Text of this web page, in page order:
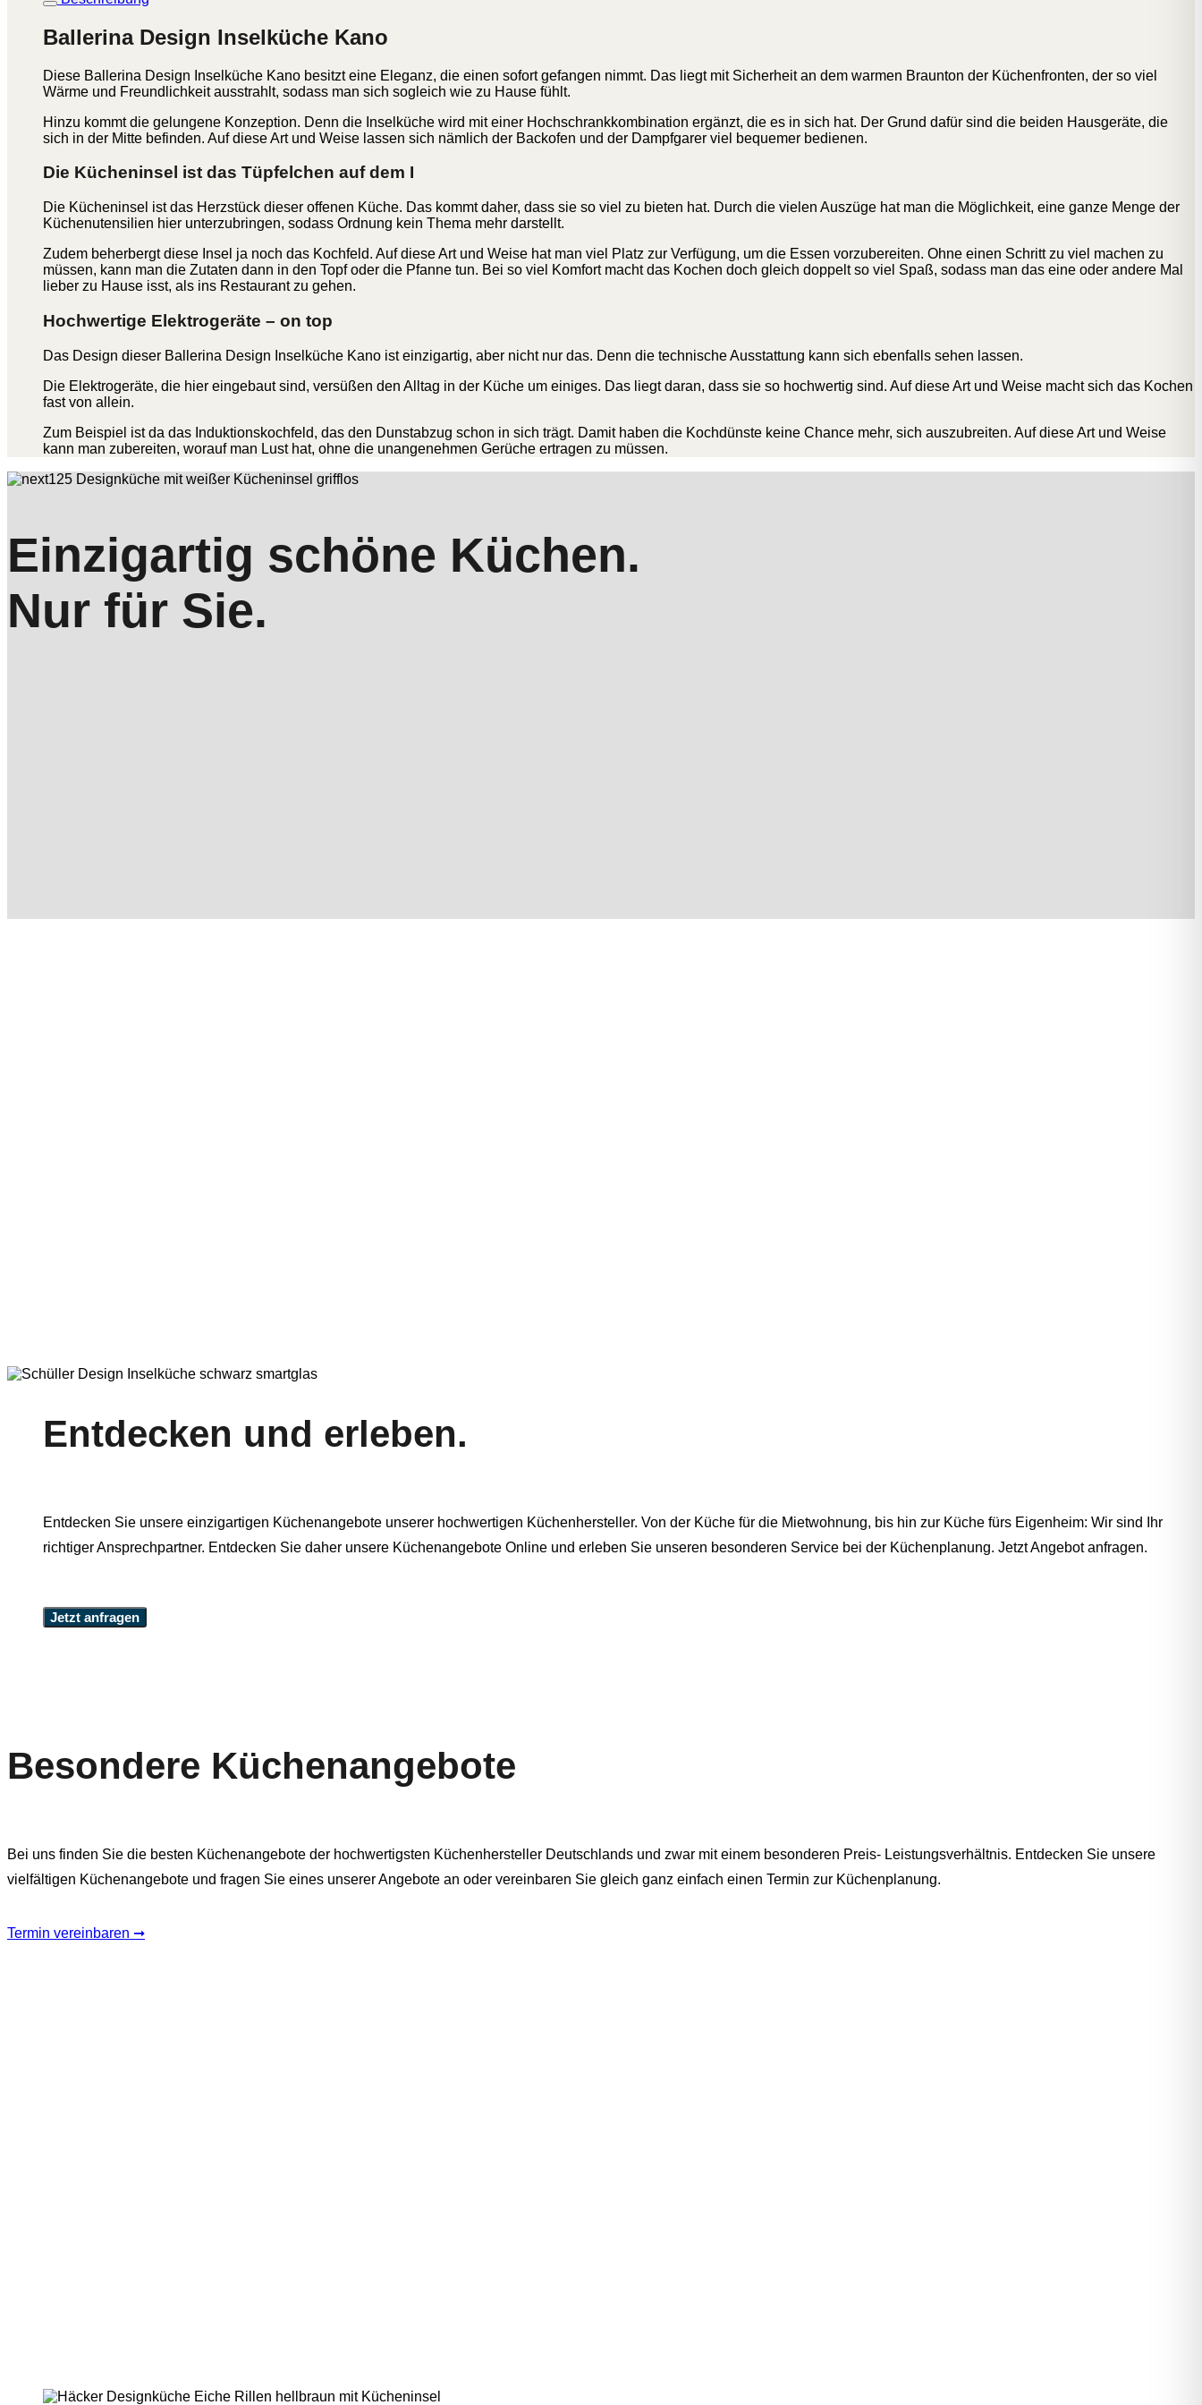
Ballerina Design Inselküche Kano
Diese Ballerina Design Inselküche Kano besitzt eine Eleganz, die einen sofort gefangen nimmt. Das liegt mit Sicherheit an dem warmen Braunton der Küchenfronten, der so viel
Wärme und Freundlichkeit ausstrahlt, sodass man sich sogleich wie zu Hause fühlt.
Hinzu kommt die gelungene Konzeption. Denn die Inselküche wird mit einer Hochschrankkombination ergänzt, die es in sich hat. Der Grund dafür sind die beiden Hausgeräte, die
sich in der Mitte befinden. Auf diese Art und Weise lassen sich nämlich der Backofen und der Dampfgarer viel bequemer bedienen.
Die Kücheninsel ist das Tüpfelchen auf dem I
Die Kücheninsel ist das Herzstück dieser offenen Küche. Das kommt daher, dass sie so viel zu bieten hat. Durch die vielen Auszüge hat man die Möglichkeit, eine ganze Menge der
Küchenutensilien hier unterzubringen, sodass Ordnung kein Thema mehr darstellt.
Zudem beherbergt diese Insel ja noch das Kochfeld. Auf diese Art und Weise hat man viel Platz zur Verfügung, um die Essen vorzubereiten. Ohne einen Schritt zu viel machen zu
müssen, kann man die Zutaten dann in den Topf oder die Pfanne tun. Bei so viel Komfort macht das Kochen doch gleich doppelt so viel Spaß, sodass man das eine oder andere Mal
lieber zu Hause isst, als ins Restaurant zu gehen.
Hochwertige Elektrogeräte – on top
Das Design dieser Ballerina Design Inselküche Kano ist einzigartig, aber nicht nur das. Denn die technische Ausstattung kann sich ebenfalls sehen lassen.
Die Elektrogeräte, die hier eingebaut sind, versüßen den Alltag in der Küche um einiges. Das liegt daran, dass sie so hochwertig sind. Auf diese Art und Weise macht sich das Kochen
fast von allein.
Zum Beispiel ist da das Induktionskochfeld, das den Dunstabzug schon in sich trägt. Damit haben die Kochdünste keine Chance mehr, sich auszubreiten. Auf diese Art und Weise
kann man zubereiten, worauf man Lust hat, ohne die unangenehmen Gerüche ertragen zu müssen.
Einzigartig schöne Küchen.
Nur für Sie.
Entdecken und erleben.
Entdecken Sie unsere einzigartigen Küchenangebote unserer hochwertigen Küchenhersteller. Von der Küche für die Mietwohnung, bis hin zur Küche fürs Eigenheim: Wir sind Ihr
richtiger Ansprechpartner. Entdecken Sie daher unsere Küchenangebote Online und erleben Sie unseren besonderen Service bei der Küchenplanung. Jetzt Angebot anfragen.
Jetzt anfragen
Besondere Küchenangebote
Bei uns finden Sie die besten Küchenangebote der hochwertigsten Küchenhersteller Deutschlands und zwar mit einem besonderen Preis- Leistungsverhältnis. Entdecken Sie unsere
vielfältigen Küchenangebote und fragen Sie eines unserer Angebote an oder vereinbaren Sie gleich ganz einfach einen Termin zur Küchenplanung.
Termin vereinbaren ➞